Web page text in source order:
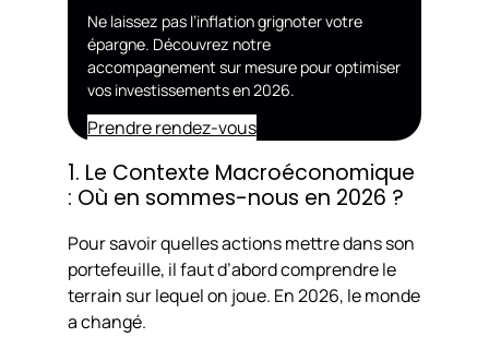
Ne laissez pas l’inflation grignoter votre
épargne. Découvrez notre
accompagnement sur mesure pour optimiser
vos investissements en 2026.
Prendre rendez-vous
1. Le Contexte Macroéconomique
: Où en sommes-nous en 2026 ?
Pour savoir quelles actions mettre dans son
portefeuille, il faut d’abord comprendre le
terrain sur lequel on joue. En 2026, le monde
a changé.